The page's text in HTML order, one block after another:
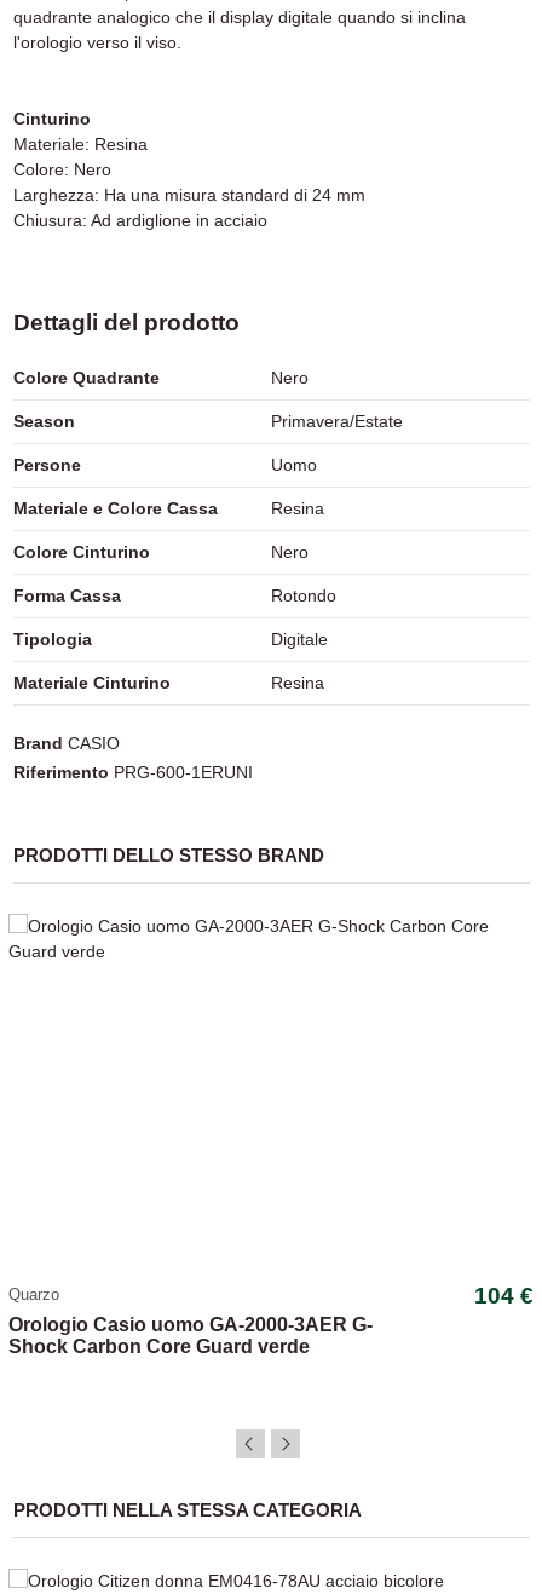
quadrante analogico che il display digitale quando si inclina
l'orologio verso il viso.
Cinturino
Materiale: Resina
Colore: Nero
Larghezza: Ha una misura standard di 24 mm
Chiusura: Ad ardiglione in acciaio
Dettagli del prodotto
Colore Quadrante Nero
Season Primavera/Estate
Persone Uomo
Materiale e Colore Cassa Resina
Colore Cinturino Nero
Forma Cassa Rotondo
Tipologia Digitale
Materiale Cinturino Resina
Brand CASIO
Riferimento PRG-600-1ERUNI
PRODOTTI DELLO STESSO BRAND
Quarzo 104 €
Orologio Casio uomo GA-2000-3AER G-
Shock Carbon Core Guard verde
-19,38%
PRODOTTI NELLA STESSA CATEGORIA